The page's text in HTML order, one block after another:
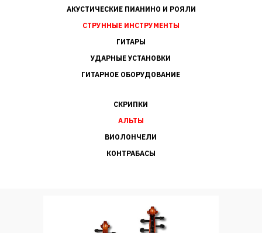
АКУСТИЧЕСКИЕ ПИАНИНО И РОЯЛИ
СТРУННЫЕ ИНСТРУМЕНТЫ
ГИТАРЫ
УДАРНЫЕ УСТАНОВКИ
ГИТАРНОЕ ОБОРУДОВАНИЕ
АЛЬТЫ
ВИОЛОНЧЕЛИ
КОНТРАБАСЫ
СКРИПКИ